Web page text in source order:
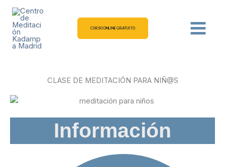
contenido
CURSO ONLINE GRATUITO
CLASE DE MEDITACIÓN PARA NIÑ@S
Información